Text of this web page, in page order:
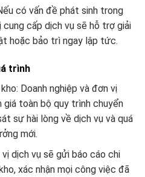
có vấn đề phát sinh trong
cung cấp dịch vụ sẽ hỗ trợ giải
hoặc bảo trì ngay lập tức.
trình
Doanh nghiệp và đơn vị
giá toàn bộ quy trình chuyển
sự hài lòng về dịch vụ và quá
mới.
dịch vụ sẽ gửi báo cáo chi
xác nhận mọi công việc đã